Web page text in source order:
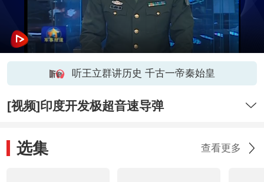
听王立群讲历史 千古一帝秦始皇
[视频]印度开发极超音速导弹
选集 查看更多